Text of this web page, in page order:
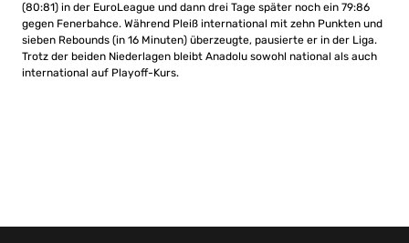
(80:81) in der EuroLeague und dann drei Tage später noch ein 79:86
gegen Fenerbahce. Während Pleiß international mit zehn Punkten und
sieben Rebounds (in 16 Minuten) überzeugte, pausierte er in der Liga.
Trotz der beiden Niederlagen bleibt Anadolu sowohl national als auch
international auf Playoff-Kurs.